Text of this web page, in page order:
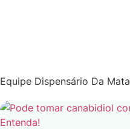
Equipe Dispensário Da Mata